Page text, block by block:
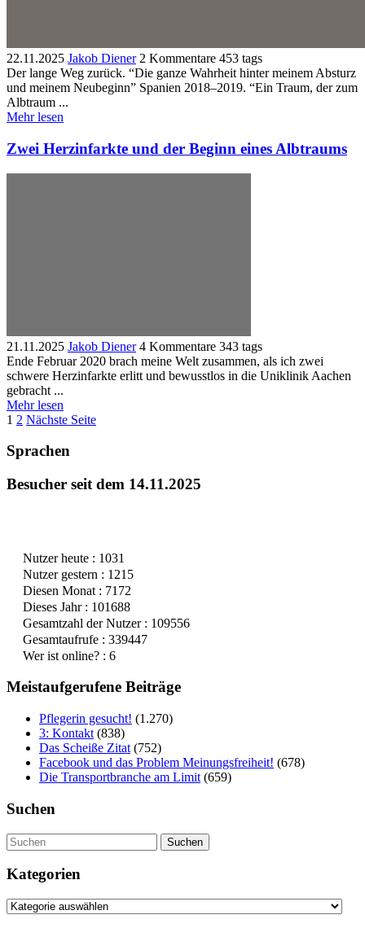
22.11.2025 Jakob Diener 2 Kommentare 453 tags
Der lange Weg zurück. “Die ganze Wahrheit hinter meinem Absturz
und meinem Neubeginn” Spanien 2018–2019. “Ein Traum, der zum
Albtraum ...
Mehr lesen
Zwei Herzinfarkte und der Beginn eines Albtraums
21.11.2025 Jakob Diener 4 Kommentare 343 tags
Ende Februar 2020 brach meine Welt zusammen, als ich zwei
schwere Herzinfarkte erlitt und bewusstlos in die Uniklinik Aachen
gebracht ...
Mehr lesen
Seitennummerierung
der
Beiträge
Page
1 Page
2 Nächste Seite
Sprachen
Besucher seit dem 14.11.2025
Nutzer heute : 1031
Nutzer gestern : 1215
Diesen Monat : 7172
Dieses Jahr : 101688
Gesamtzahl der Nutzer : 109556
Gesamtaufrufe : 339447
Wer ist online? : 6
Meistaufgerufene Beiträge
Pflegerin gesucht! (1.270)
3: Kontakt (838)
Das Scheiße Zitat (752)
Facebook und das Problem Meinungsfreiheit! (678)
Die Transportbranche am Limit (659)
Suchen
Suchen
Kategorien
Kategorien